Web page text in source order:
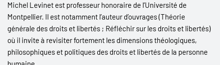
Michel Levinet est professeur honoraire de l’Université de
Montpellier. Il est notamment l’auteur d’ouvrages (Théorie
générale des droits et libertés ; Réfléchir sur les droits et libertés)
où il invite à revisiter fortement les dimensions théologiques,
philosophiques et politiques des droits et libertés de la personne